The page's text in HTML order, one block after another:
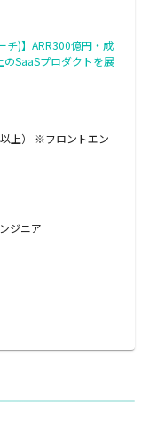
チ)】ARR300億円・成
SaaSプロダクトを展
上） ※フロントエン
ジニア